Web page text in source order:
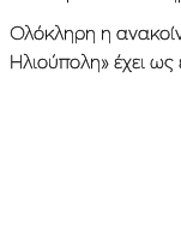
Ολόκληρη η
Ηλιούπολη» έχει ως